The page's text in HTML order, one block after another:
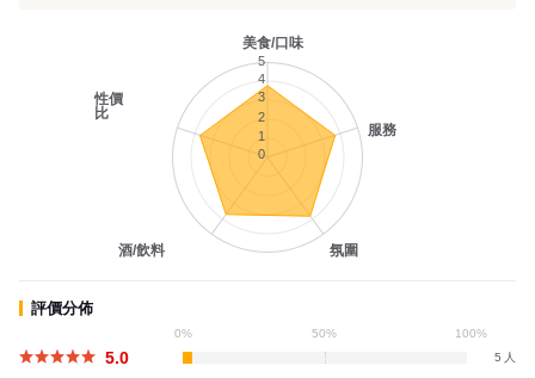
0
1
2
3
4
5
美食/口味
服務
氛圍
酒/飲料
性價
比
評價分佈
0% 50% 100%
5.0 5